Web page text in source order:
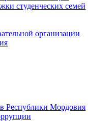
студенческих семей
организации
Республики Мордовия